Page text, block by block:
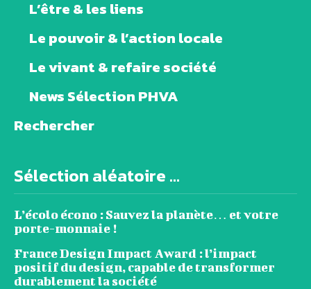
L’être & les liens
Le pouvoir & l’action locale
Le vivant & refaire société
News Sélection PHVA
Rechercher
Sélection aléatoire ...
L’écolo écono : Sauvez la planète… et votre
porte-monnaie !
France Design Impact Award : l’impact
positif du design, capable de transformer
durablement la société